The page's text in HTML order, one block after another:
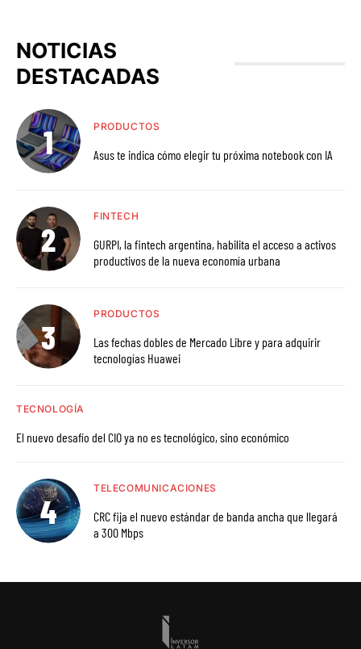
NOTICIAS
DESTACADAS
PRODUCTOS
Asus te indica cómo elegir tu próxima notebook con IA
FINTECH
GURPI, la fintech argentina, habilita el acceso a activos
productivos de la nueva economía urbana
PRODUCTOS
Las fechas dobles de Mercado Libre y para adquirir
tecnologías Huawei
TECNOLOGÍA
El nuevo desafío del CIO ya no es tecnológico, sino económico
TELECOMUNICACIONES
CRC fija el nuevo estándar de banda ancha que llegará
a 300 Mbps